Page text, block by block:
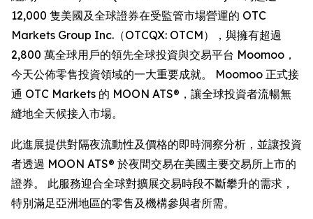
12,000 隻美國及全球證券在受監管市場營運的 OTC
Markets Group Inc.（OTCQX: OTCM），與擁有超過
2,800 萬全球用戶的領先全球投資與交易平台 Moomoo，
今天公佈零售投資領域的一大重要成就。 Moomoo 正式接
通 OTC Markets 的 MOON ATS®，讓全球投資者流暢無
縫地全天候接入市場。
此進展提供對隔夜流動性及價格的即時洞察分析，並讓投資
者透過 MOON ATS® 於夜間交易在美國主要交易所上市的
證券。 此服務迎合全球對擴展交易時段不斷攀升的需求，
特別滿足亞洲地區的零售及機構參與者所需。